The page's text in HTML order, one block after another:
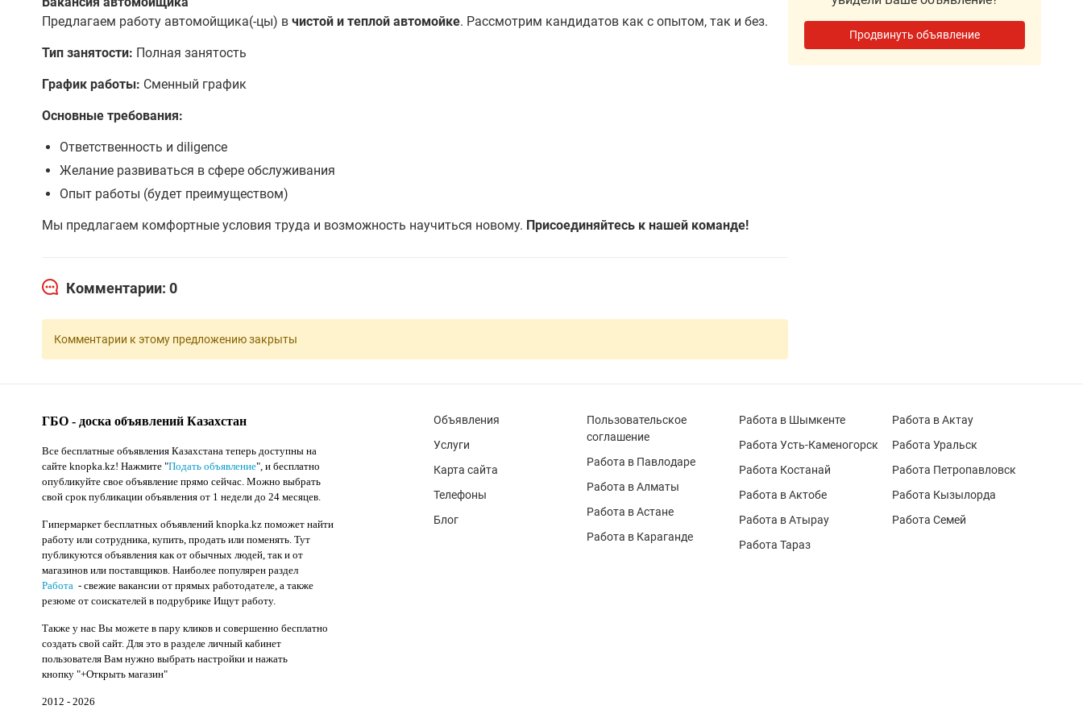
Предлагаем работу автомойщика(-цы) в чистой и теплой автомойке. Рассмотрим кандидатов как с опытом, так и без.
Тип занятости: Полная занятость
График работы: Сменный график
Основные требования:
Ответственность и diligence
Желание развиваться в сфере обслуживания
Опыт работы (будет преимуществом)
Мы предлагаем комфортные условия труда и возможность научиться новому. Присоединяйтесь к нашей команде!
Комментарии: 0
Комментарии к этому предложению закрыты
Продвинуть объявление
ГБО - доска объявлений Казахстан
Все бесплатные объявления Казахстана теперь доступны на
сайте knopka.kz! Нажмите "Подать объявление", и бесплатно
опубликуйте свое объявление прямо сейчас. Можно выбрать
свой срок публикации объявления от 1 недели до 24 месяцев.
Гипермаркет бесплатных объявлений knopka.kz поможет найти
работу или сотрудника, купить, продать или поменять. Тут
публикуются объявления как от обычных людей, так и от
магазинов или поставщиков. Наиболее популярен раздел
Работа - свежие вакансии от прямых работодателе, а также
резюме от соискателей в подрубрике Ищут работу.
Также у нас Вы можете в пару кликов и совершенно бесплатно
создать свой сайт. Для это в разделе личный кабинет
пользователя Вам нужно выбрать настройки и нажать
кнопку "+Открыть магазин"
2012 - 2026
Объявления
Услуги
Карта сайта
Телефоны
Блог
Пользовательское
соглашение
Работа в Павлодаре
Работа в Алматы
Работа в Астане
Работа в Караганде
Работа в Шымкенте
Работа Усть-Каменогорск
Работа Костанай
Работа в Актобе
Работа в Атырау
Работа Тараз
Работа в Актау
Работа Уральск
Работа Петропавловск
Работа Кызылорда
Работа Семей